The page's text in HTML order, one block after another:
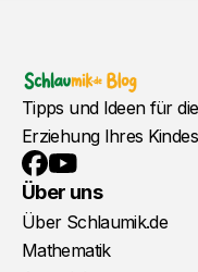
Tipps und Ideen für
Erziehung Ihres Kindes
Facebook
YouTube
Über uns
Über Schlaumik.de
Mathematik